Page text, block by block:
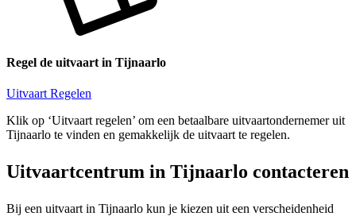
Regel de uitvaart in Tijnaarlo
Uitvaart Regelen
Klik op ‘Uitvaart regelen’ om een betaalbare uitvaartondernemer uit
Tijnaarlo te vinden en gemakkelijk de uitvaart te regelen.
Uitvaartcentrum in Tijnaarlo contacteren
Bij een uitvaart in Tijnaarlo kun je kiezen uit een verscheidenheid